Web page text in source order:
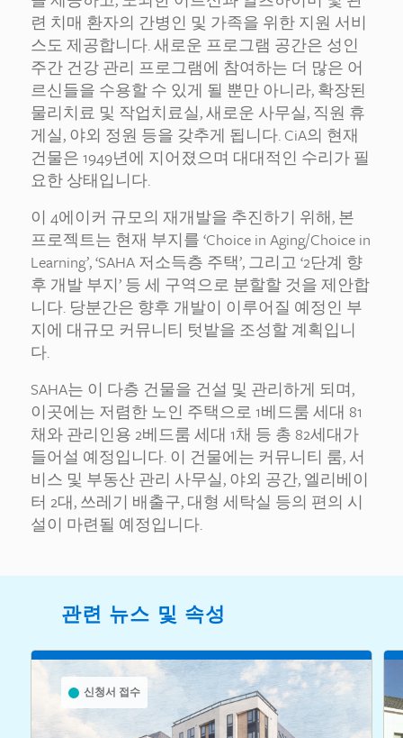
련 치매 환자의 간병인 및 가족을 위한 지원 서비
스도 제공합니다. 새로운 프로그램 공간은 성인
주간 건강 관리 프로그램에 참여하는 더 많은 어
르신들을 수용할 수 있게 될 뿐만 아니라, 확장된
물리치료 및 작업치료실, 새로운 사무실, 직원 휴
게실, 야외 정원 등을 갖추게 됩니다. CiA의 현재
건물은 1949년에 지어졌으며 대대적인 수리가 필
요한 상태입니다.
이 4에이커 규모의 재개발을 추진하기 위해, 본
프로젝트는 현재 부지를 ‘Choice in Aging/Choice in
Learning’, ‘SAHA 저소득층 주택’, 그리고 ‘2단계 향
후 개발 부지’ 등 세 구역으로 분할할 것을 제안합
니다. 당분간은 향후 개발이 이루어질 예정인 부
지에 대규모 커뮤니티 텃밭을 조성할 계획입니
다.
SAHA는 이 다층 건물을 건설 및 관리하게 되며,
이곳에는 저렴한 노인 주택으로 1베드룸 세대 81
채와 관리인용 2베드룸 세대 1채 등 총 82세대가
들어설 예정입니다. 이 건물에는 커뮤니티 룸, 서
비스 및 부동산 관리 사무실, 야외 공간, 엘리베이
터 2대, 쓰레기 배출구, 대형 세탁실 등의 편의 시
설이 마련될 예정입니다.
관련 뉴스 및 속성
신청서 접수